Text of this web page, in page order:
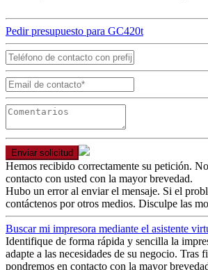
Pedir presupuesto para GC420t
Enviar solicitud
Hemos recibido correctamente su petición.
contacto con usted con la mayor brevedad.
Hubo un error al enviar el mensaje. Si el
contáctenos por otros medios. Disculpe las
Buscar mi impresora mediante el asistente
Identifique de forma rápida y sencilla la
adapte a las necesidades de su negocio. Tras
pondremos en contacto con la mayor